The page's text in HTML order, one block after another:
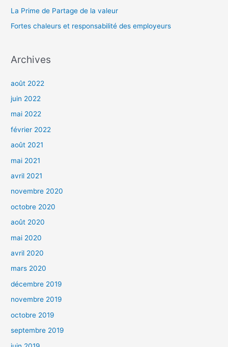
La Prime de Partage de la valeur
Fortes chaleurs et responsabilité des employeurs
Archives
août 2022
juin 2022
mai 2022
février 2022
août 2021
mai 2021
avril 2021
novembre 2020
octobre 2020
août 2020
mai 2020
avril 2020
mars 2020
décembre 2019
novembre 2019
octobre 2019
septembre 2019